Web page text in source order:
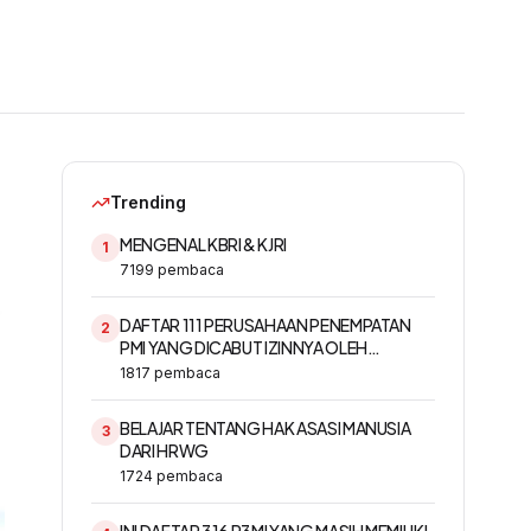
Trending
1 MENGENAL KBRI & KJRI
7199 pembaca
2 DAFTAR 111 PERUSAHAAN PENEMPATAN
PMI YANG DICABUT IZINNYA OLEH
KEMNAKER
1817 pembaca
3 BELAJAR TENTANG HAK ASASI MANUSIA
DARI HRWG
1724 pembaca